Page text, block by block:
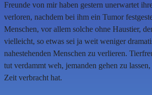
Freunde von mir haben gestern unerwartet
verloren, nachdem bei ihm ein Tumor
Menschen, vor allem solche ohne Haustier,
vielleicht, so etwas sei ja weit weniger
nahestehenden Menschen zu verlieren.
tut verdammt weh, jemanden gehen zu
Zeit verbracht hat.